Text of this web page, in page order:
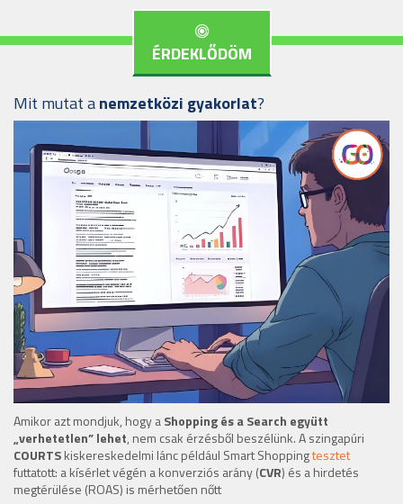
ÉRDEKLŐDÖM
Mit mutat anemzetközi gyakorlat?
Amikor azt mondjuk, hogy aShopping és a Search együtt
„verhetetlen” lehet, nem csak érzésből beszélünk. A szingapúri
COURTSkiskereskedelmi lánc például Smart Shoppingtesztet
futtatott: a kísérlet végén a konverziós arány (CVR) és a hirdetés
megtérülése (ROAS) is mérhetően nőtt